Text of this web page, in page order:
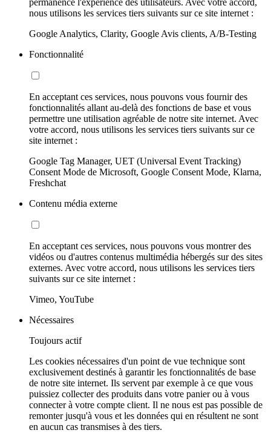
permanence l'expérience des utilisateurs. Avec votre accord,
nous utilisons les services tiers suivants sur ce site internet :
Google Analytics, Clarity, Google Avis clients, A/B-Testing
Fonctionnalité
En acceptant ces services, nous pouvons vous fournir des
fonctionnalités allant au-delà des fonctions de base et vous
permettre une utilisation agréable de notre site internet. Avec
votre accord, nous utilisons les services tiers suivants sur ce
site internet :
Google Tag Manager, UET (Universal Event Tracking)
Consent Mode de Microsoft, Google Consent Mode, Klarna,
Freshchat
Contenu média externe
En acceptant ces services, nous pouvons vous montrer des
vidéos ou d'autres contenus multimédia hébergés sur des sites
externes. Avec votre accord, nous utilisons les services tiers
suivants sur ce site internet :
Vimeo, YouTube
Nécessaires
Toujours actif
Les cookies nécessaires d'un point de vue technique sont
exclusivement destinés à garantir les fonctionnalités de base
de notre site internet. Ils servent par exemple à ce que vous
puissiez collecter des produits dans votre panier ou à vous
connecter à votre compte client. Il ne nous est pas possible de
remonter jusqu'à vous et les données qui en résultent ne sont
en aucun cas transmises à des tiers.